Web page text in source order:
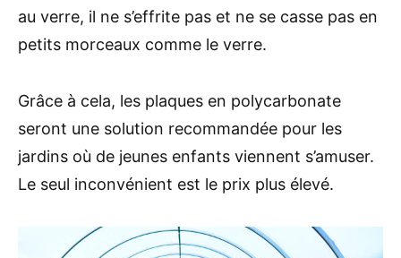
au verre, il ne s’effrite pas et ne se casse pas en
petits morceaux comme le verre.
Grâce à cela, les plaques en polycarbonate
seront une solution recommandée pour les
jardins où de jeunes enfants viennent s’amuser.
Le seul inconvénient est le prix plus élevé.